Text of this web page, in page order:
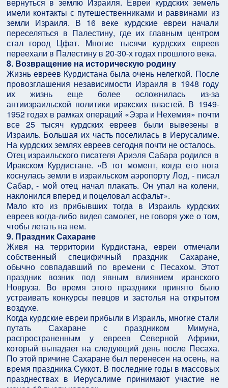
имели контакты с путешественниками и раввинами из
земли Израиля. В 16 веке курдские евреи начали
переселяться в Палестину, где их главным центром
стал город Цфат. Многие тысячи курдских евреев
переехали в Палестину в 20-30-х годах прошлого века.
8. Возвращение на историческую родину
Жизнь евреев Курдистана была очень нелегкой. После
провозглашения независимости Израиля в 1948 году
их жизнь еще более осложнилась из-за
антиизраильской политики иракских властей. В 1949-
1952 годах в рамках операций «Эзра и Нехемия» почти
все 25 тысяч курдских евреев были вывезены в
Израиль. Большая их часть поселилась в Иерусалиме.
На курдских землях евреев сегодня почти не осталось.
Отец израильского писателя Ариэля Сабара родился в
Иракском Курдистане. «В тот момент, когда его нога
коснулась земли в израильском аэропорту Лод, - писал
Сабар, - мой отец начал плакать. Он упал на колени,
наклонился вперед и поцеловал асфальт».
Мало кто из прибывших тогда в Израиль курдских
евреев когда-либо видел самолет, не говоря уже о том,
чтобы летать на нем.
9. Праздник Сахаране
Живя на территории Курдистана, евреи отмечали
собственный специфичный праздник Сахаране,
обычно совпадавший по времени с Песахом. Этот
праздник возник под явным влиянием иранского
Новруза. Во время этого праздники принято было
устраивать конкурсы певцов и застолья на открытом
воздухе.
Когда курдские евреи прибыли в Израиль, многие стали
путать Сахаране с праздником Мимуна,
распространенным у евреев Северной Африки,
который выпадает на следующий день после Песаха.
По этой причине Сахаране был перенесен на осень, на
время праздника Суккот. В последние годы в массовых
празднествах в Иерусалиме принимают участие не